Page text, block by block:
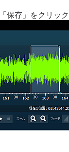
保存」をクリック